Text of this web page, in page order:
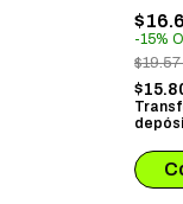
GOLD
-15%